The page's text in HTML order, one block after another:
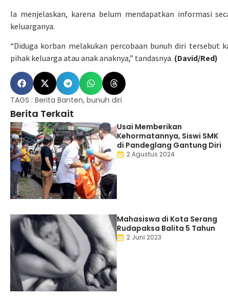
Ia menjelaskan, karena belum mendapatkan informasi
keluarganya.
“Diduga korban melakukan percobaan bunuh diri tersebut
pihak keluarga atau anak anaknya,” tandasnya. (David/Red)
TAGS : Berita Banten, bunuh diri
Berita Terkait
Usai Memberikan
Kehormatannya, Siswi SMK
di Pandeglang Gantung Diri
2 Agustus 2024
Mahasiswa di Kota Serang
Rudapaksa Balita 5 Tahun
2 Juni 2023